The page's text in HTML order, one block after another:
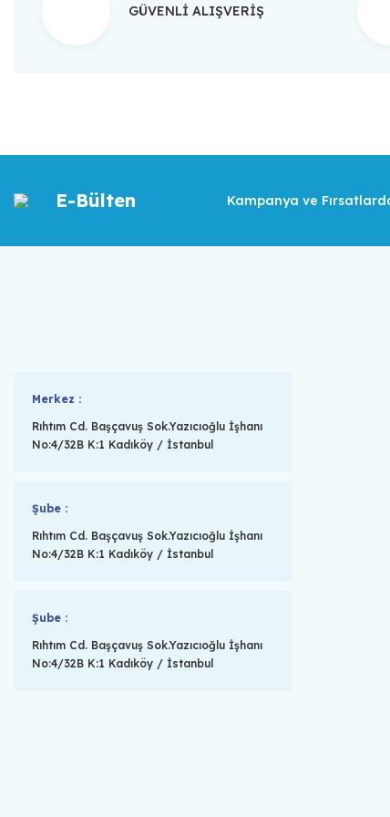
GÜVENLİ ALIŞVERİŞ
E-Bülten Kampanya ve
Merkez :
Rıhtım Cd. Başçavuş Sok.Yazıcıoğlu İşhanı
No:4/32B K:1 Kadıköy / İstanbul
Şube :
Rıhtım Cd. Başçavuş Sok.Yazıcıoğlu İşhanı
No:4/32B K:1 Kadıköy / İstanbul
Şube :
Rıhtım Cd. Başçavuş Sok.Yazıcıoğlu İşhanı
No:4/32B K:1 Kadıköy / İstanbul